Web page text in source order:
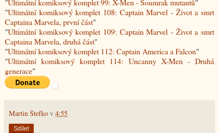
"Ultimátní komiksový komplet 99: X-Men - Soumrak mutantů"
"Ultimátní komiksový komplet 108: Captain Marvel - Život a smrt
Captaina Marvela, první část"
"Ultimátní komiksový komplet 109: Captain Marvel - Život a smrt
Captaina Marvela, druhá část"
"Ultimátní komiksový komplet 112: Captain America a Falcon"
"Ultimátní komiksový komplet 114: Uncanny X-Men - Druhá
generace"
Martin Štefko v 4:55
Sdílet